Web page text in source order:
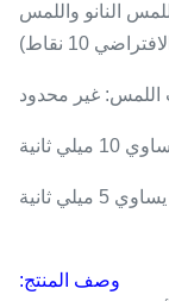
(اللمس النانو واللمس
الافتراضي 10 نقاط)
اللمس: غير محدود
ثانية
ثانية
وصف المنتج: